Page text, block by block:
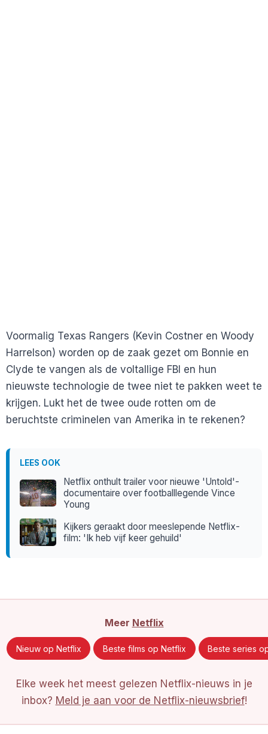
Voormalig Texas Rangers (Kevin Costner en Woody
Harrelson) worden op de zaak gezet om Bonnie en
Clyde te vangen als de voltallige FBI en hun
nieuwste technologie de twee niet te pakken weet te
krijgen. Lukt het de twee oude rotten om de
beruchtste criminelen van Amerika in te rekenen?
LEES OOK
Netflix onthult trailer voor nieuwe 'Untold'-
documentaire over footballlegende Vince
Young
Kijkers geraakt door meeslepende Netflix-
film: 'Ik heb vijf keer gehuild'
Meer Netflix
Nieuw op Netflix Beste films op Netflix Beste series
Elke week het meest gelezen Netflix-nieuws in je
inbox? Meld je aan voor de Netflix-nieuwsbrief!